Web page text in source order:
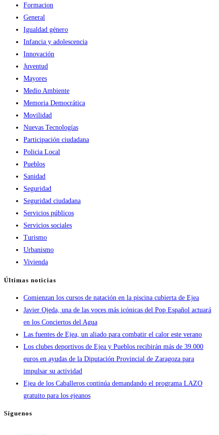
Formacion
General
Igualdad género
Infancia y adolescencia
Innovación
Juventud
Mayores
Medio Ambiente
Memoria Democrática
Movilidad
Nuevas Tecnologías
Participación ciudadana
Policia Local
Pueblos
Sanidad
Seguridad
Seguridad ciudadana
Servicios públicos
Servicios sociales
Turismo
Urbanismo
Vivienda
Últimas noticias
Comienzan los cursos de natación en la piscina cubierta de Ejea
Javier Ojeda, una de las voces más icónicas del Pop Español actuará
en los Conciertos del Agua
Las fuentes de Ejea, un aliado para combatir el calor este verano
Los clubes deportivos de Ejea y Pueblos recibirán más de 39.000
euros en ayudas de la Diputación Provincial de Zaragoza para
impulsar su actividad
Ejea de los Caballeros continúa demandando el programa LAZO
gratuito para los ejeanos
Síguenos